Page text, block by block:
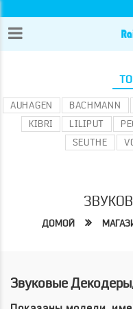
AUHAGEN BACHMANN
KIBRI
LILIPUT
SEUTHE
ДОМОЙ
Звуковые